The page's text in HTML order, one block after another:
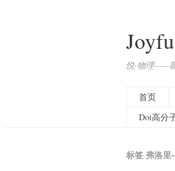
悦·物理——
首页
Doi高分
标签 弗洛里